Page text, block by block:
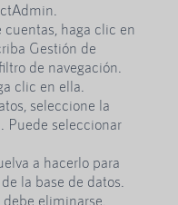
haga clic en
Gestión de
de navegación.
clic en ella.
seleccione la
Puede seleccionar
a hacerlo para
la base de datos.
eliminarse.